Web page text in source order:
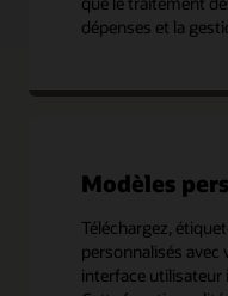
dépenses et la
Modèles
Téléchargez,
personnalisés avec
interface utilisateur